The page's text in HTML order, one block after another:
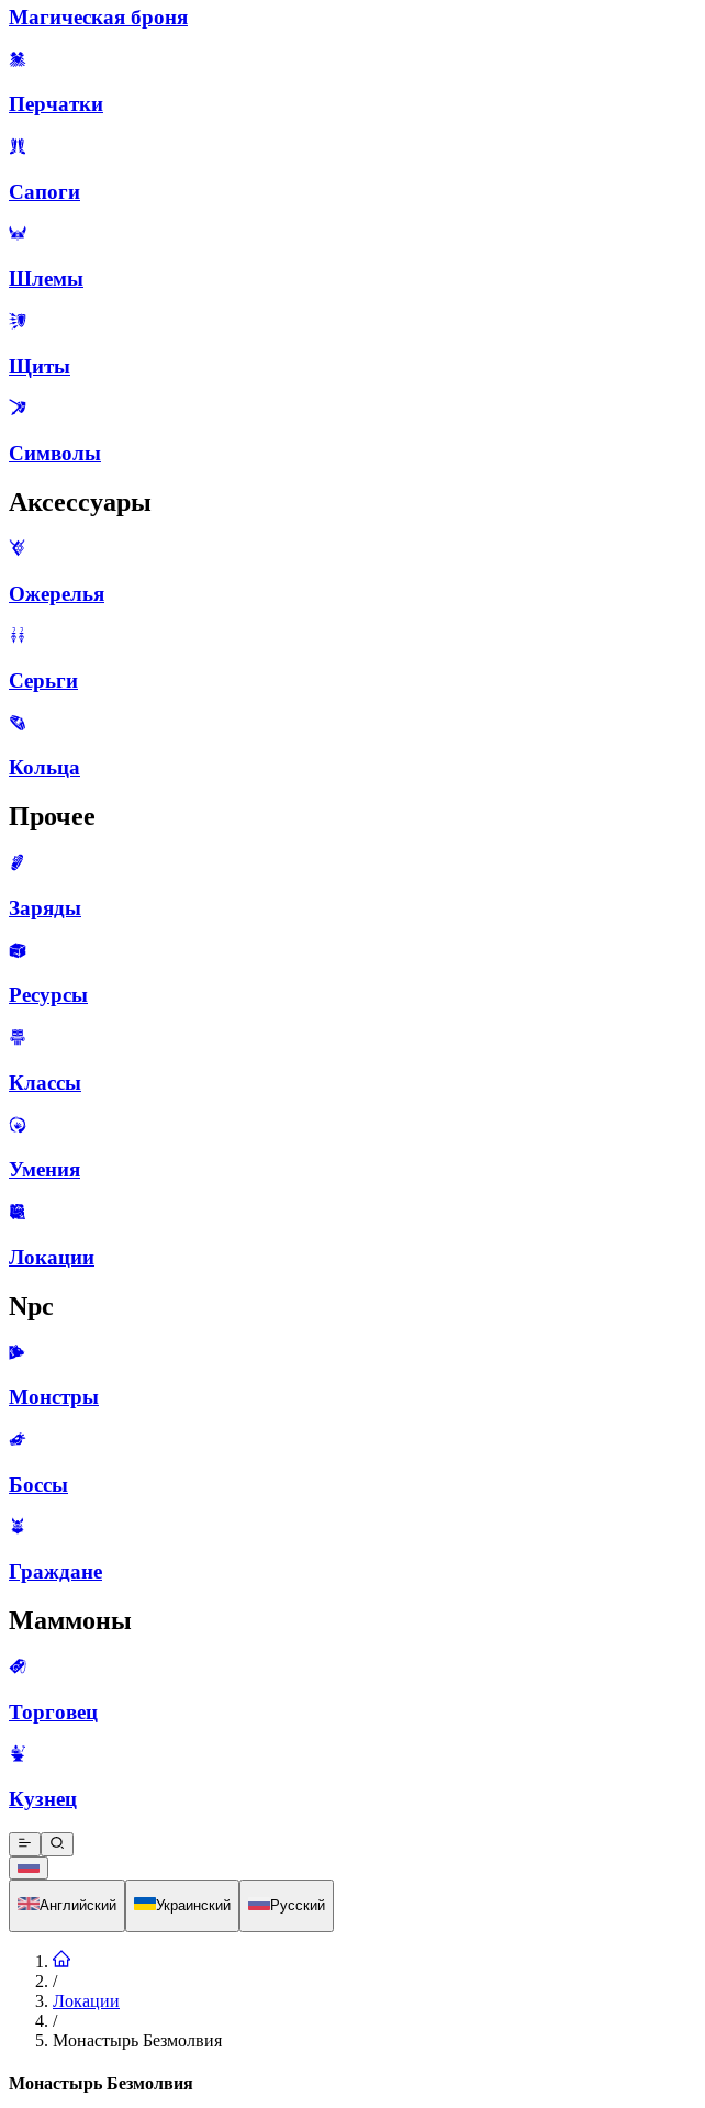
Магическая броня
Перчатки
Сапоги
Шлемы
Щиты
Символы
Аксессуары
Ожерелья
Серьги
Кольца
Прочее
Заряды
Ресурсы
Классы
Умения
Локации
Npc
Монстры
Боссы
Граждане
Маммоны
Торговец
Кузнец
Английский Украинский Русский
/
Локации
/
Монастырь Безмолвия
Монастырь Безмолвия